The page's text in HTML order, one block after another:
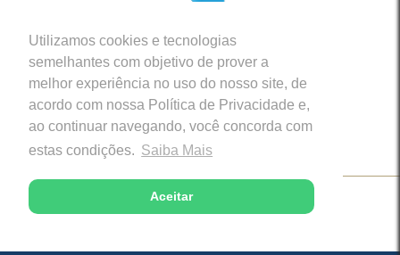
Utilizamos cookies e tecnologias
semelhantes com objetivo de prover a
melhor experiência no uso do nosso site, de
acordo com nossa Política de Privacidade e,
ao continuar navegando, você concorda com
estas condições. Saiba Mais
Aceitar
Siga-nos em nossas Redes Sociais
Copyright © 2026 - Diocese de Caratinga (MG)